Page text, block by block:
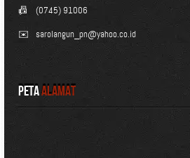
📠
(0745) 91006
✉️
sarolangun_pn@yahoo.co.id
PetaAlamat